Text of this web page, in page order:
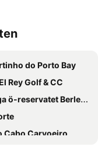
do Porto Bay
Rey Golf & CC
ö-reservatet Berlenges
Cabo Carvoeiro